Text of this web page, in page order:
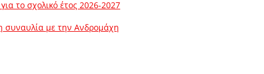
το σχολικό έτος 2026-2027
συναυλία με την Ανδρομάχη